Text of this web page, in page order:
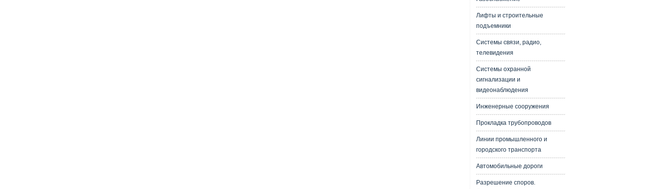
Лифты и строительные
подъемники
Системы связи, радио,
телевидения
Системы охранной
сигнализации и
видеонаблюдения
Инженерные сооружения
Прокладка трубопроводов
Линии промышленного и
городского транспорта
Автомобильные дороги
Разрешение споров.